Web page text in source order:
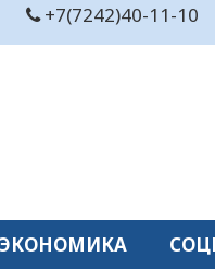
+7(7242)40-11-10
ЭКОНОМИКА